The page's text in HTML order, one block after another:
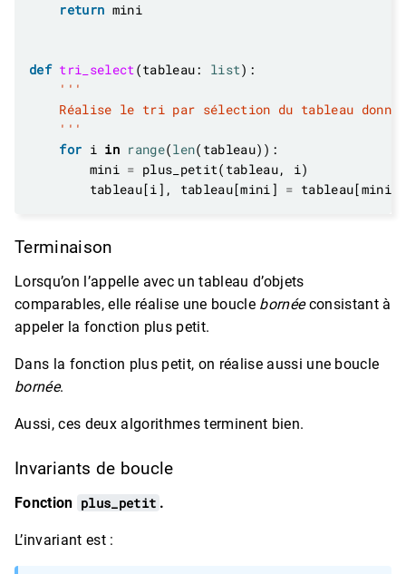
return
mini
def tri_select(tableau: list
    '''
for i in range(len
        mini
=
        tableau[i], tableau[mini]
=
Terminaison
Lorsqu’on l’appelle avec un tableau d’objets
comparables, elle réalise une boucle bornéeconsistant à
appeler la fonction plus petit.
Dans la fonction plus petit, on réalise aussi une boucle
bornée.
Aussi, ces deux algorithmes terminent bien.
Invariants de boucle
Fonction plus_petit .
L’invariant est :